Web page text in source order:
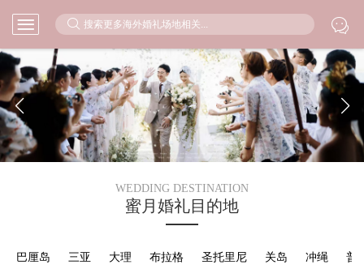
  
WEDDING DESTINATION
蜜月婚礼目的地
巴厘岛 三亚 大理 布拉格 圣托里尼 关岛 冲绳 普